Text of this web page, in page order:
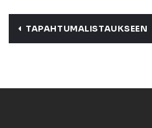
TAPAHTUMALISTAUKSEEN